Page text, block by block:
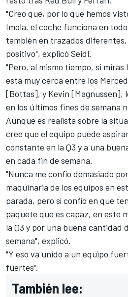
"Creo que, por lo que hemos
Imola, el coche funciona en
también en trazados diferentes,
positivo", explicó Seidl.
"Pero, al mismo tiempo, si
está muy cerca entre los
[Bottas], y Kevin [Magnussen],
en los últimos fines de semana
Aunque es realista sobre la
cree que el equipo puede
constante en la Q3 y a una
en cada fin de semana.
"Nunca me confío demasiado
maquinaria de los equipos en
parada, pero sí confío en que
paquete que es capaz, en este
la Q3 y por una buena cantidad
semana", explicó.
"Y eso va unido a un equipo
fuertes".
También lee: